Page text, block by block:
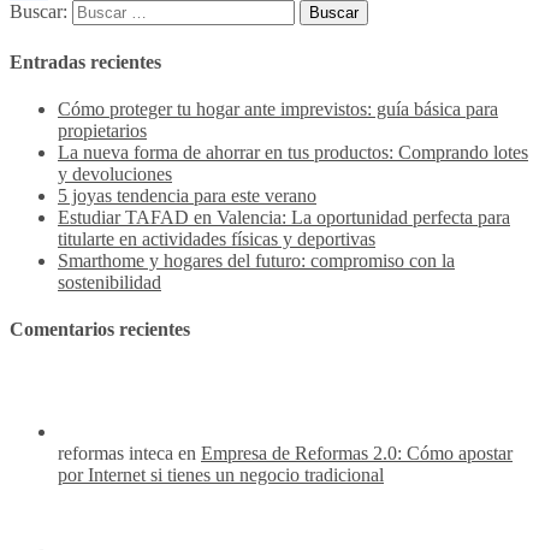
Compartir
Buscar:
Entradas recientes
Cómo proteger tu hogar ante imprevistos: guía básica para
propietarios
La nueva forma de ahorrar en tus productos: Comprando lotes
y devoluciones
5 joyas tendencia para este verano
Estudiar TAFAD en Valencia: La oportunidad perfecta para
titularte en actividades físicas y deportivas
Smarthome y hogares del futuro: compromiso con la
sostenibilidad
Comentarios recientes
reformas inteca en Empresa de Reformas 2.0: Cómo apostar
por Internet si tienes un negocio tradicional